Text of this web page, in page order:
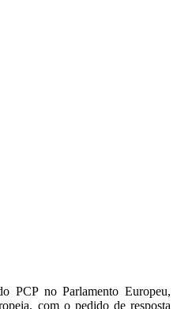
PCP no Parlamento Europeu,
com o pedido de resposta